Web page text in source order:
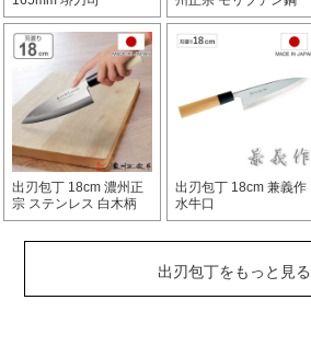
出刃包丁 18cm 濃州正
宗 ステンレス 白木柄
出刃包丁 18cm 兼義作
水牛口
出刃包丁をもっと見る